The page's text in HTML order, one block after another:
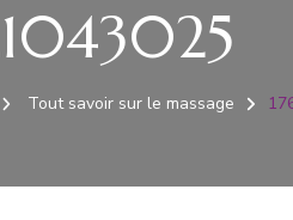
Tout savoir sur le massage